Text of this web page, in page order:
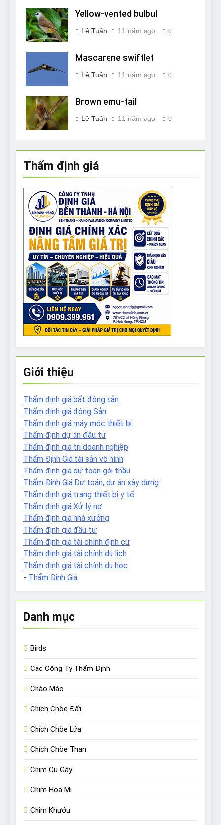
Yellow-vented bulbul
Lê Tuân 11 năm ago 0
Mascarene swiftlet
Lê Tuân 11 năm ago 0
Brown emu-tail
Lê Tuân 11 năm ago 0
Thẩm định giá
Giới thiệu
Thẩm định giá bất động sản
Thẩm định giá động Sản
Thẩm định giá máy móc thiết bị
Thẩm định dự án đầu tư
Thẩm định giá tri doanh nghiệp
Thẩm Định Giá tài sản vô hình
Thẩm định giá dự toán gói thầu
Thẩm Định Giá Dự toán, dự án xây dựng
Thẩm định giá trang thiết bị y tế
Thẩm định giá Xử lý nợ
Thẩm định giá nhà xưởng
Thẩm định giá đầu tư
Thẩm định giá tài chính định cư
Thẩm định giá tài chính du lịch
Thẩm định giá tài chính du học
- Thẩm Định Giá
Danh mục
Birds
Các Công Ty Thẩm Định
Chào Mào
Chích Chòe Đất
Chích Chòe Lửa
Chích Chòe Than
Chim Cu Gáy
Chim Họa Mi
Chim Khướu